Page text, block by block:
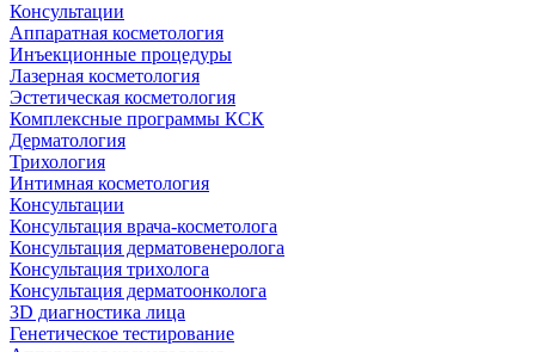
Консультации
Аппаратная косметология
Инъекционные процедуры
Лазерная косметология
Эстетическая косметология
Комплексные программы КСК
Дерматология
Трихология
Интимная косметология
Консультации
Консультация врача-косметолога
Консультация дерматовенеролога
Консультация трихолога
Консультация дерматоонколога
3D диагностика лица
Генетическое тестирование